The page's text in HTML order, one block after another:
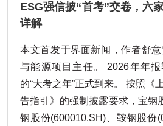
ESG强信披“首考”交卷，六
详解
本文首发于界面新闻，作者舒
与能源项目主任。 2026年年
的“大考之年”正式到来。 按照《
告指引》的强制披露要求，宝钢
钢股份(600010.SH)、鞍钢股份